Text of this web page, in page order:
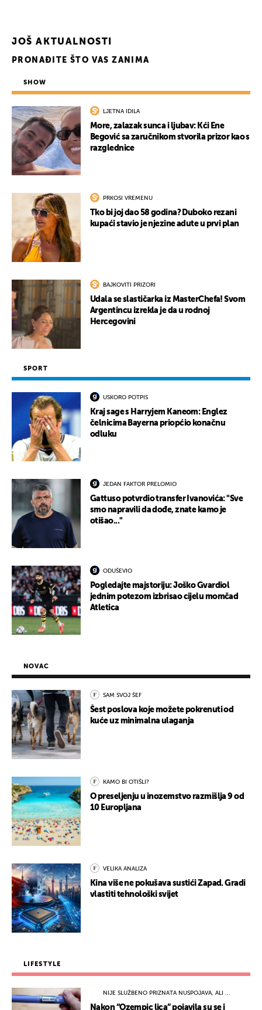
JOŠ AKTUALNOSTI
PRONAĐITE ŠTO VAS ZANIMA
SHOW
LJETNA IDILA
More, zalazak sunca i ljubav: Kći Ene
Begović sa zaručnikom stvorila prizor kao s
razglednice
PRKOSI VREMENU
Tko bi joj dao 58 godina? Duboko rezani
kupaći stavio je njezine adute u prvi plan
BAJKOVITI PRIZORI
Udala se slastičarka iz MasterChefa! Svom
Argentincu izrekla je da u rodnoj
Hercegovini
SPORT
USKORO POTPIS
Kraj sage s Harryjem Kaneom: Englez
čelnicima Bayerna priopćio konačnu
odluku
JEDAN FAKTOR PRELOMIO
Gattuso potvrdio transfer Ivanovića: "Sve
smo napravili da dođe, znate kamo je
otišao..."
ODUŠEVIO
Pogledajte majstoriju: Joško Gvardiol
jednim potezom izbrisao cijelu momčad
Atletica
NOVAC
SAM SVOJ ŠEF
Šest poslova koje možete pokrenuti od
kuće uz minimalna ulaganja
KAMO BI OTIŠLI?
O preseljenju u inozemstvo razmišlja 9 od
10 Europljana
VELIKA ANALIZA
Kina više ne pokušava sustići Zapad. Gradi
vlastiti tehnološki svijet
LIFESTYLE
NIJE SLUŽBENO PRIZNATA NUSPOJAVA, ALI ...
Nakon “Ozempic lica” pojavila su se i
UKLJUČITE NOTIFIKACIJE